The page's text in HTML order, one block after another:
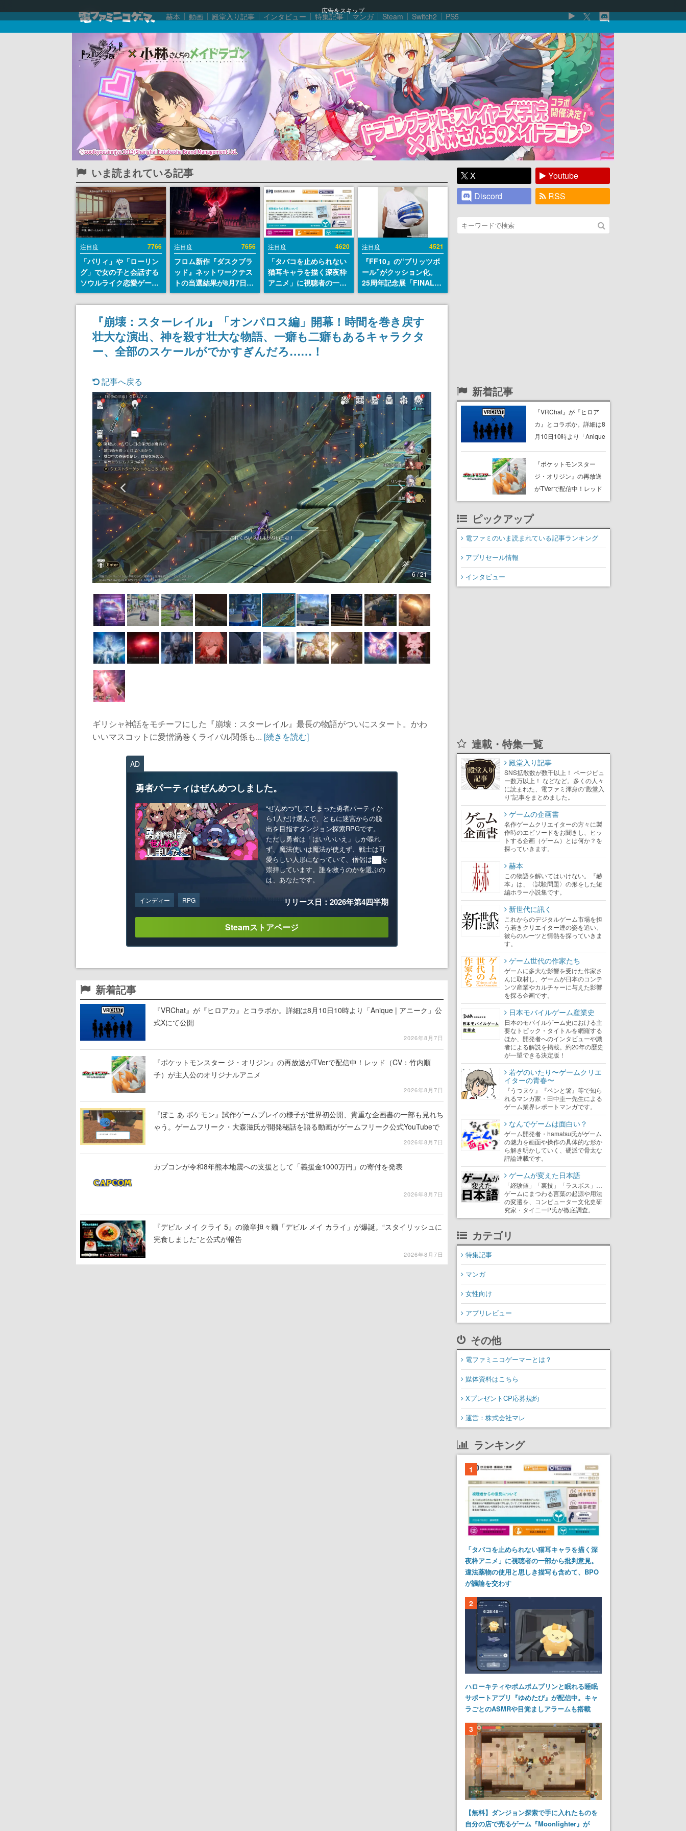
広告をスキップ
赫本 動画 殿堂入り記事 インタビュー 特集記事 マンガ Steam Switch2 PS5
いま読まれている記事
注目度 7766
「パリィ」や「ローリン
グ」で女の子と会話する
ソウルライク恋愛ゲーム
『小早川さんはソウルラ
イク』無料公開。返事に
失敗すると「YOU
DIED」
注目度 7656
フロム新作『ダスクブラ
ッド』ネットワークテス
トの当選結果が8月7日22
時に発表。応募サイトの
マイページから確認可
能、テスト実施は8月21
日～24日
注目度 4620
「タバコを止められない
猫耳キャラを描く深夜枠
アニメ」に視聴者の一部
から批判意見。違法薬物
の使用と思しき描写も含
めて、BPOが議論を交わ
す
注目度 4521
『FF10』の“ブリッツボ
ール”がクッション化。
25周年記念展「FINAL
FANTASY X MUSEUM-
幻光の記憶-」のグッズ情
報が一部公開
『崩壊：スターレイル』「オンパロス編」開幕！時間を巻き戻す
壮大な演出、神を殺す壮大な物語、一癖も二癖もあるキャラクタ
ー、全部のスケールがでかすぎんだろ……！
記事へ戻る
6 / 21
ギリシャ神話をモチーフにした『崩壊：スターレイル』最長の物語がついにスタート。かわ
いいマスコットに愛憎渦巻くライバル関係も... [続きを読む]
AD
勇者パーティはぜんめつしました。
“ぜんめつ”してしまった勇者パーティか
ら1人だけ選んで、ともに迷宮からの脱
出を目指すダンジョン探索RPGです。
ただし勇者は「はい/いいえ」しか喋れ
ず、魔法使いは魔法が使えず、戦士は可
愛らしい人形になっていて、僧侶は██を
崇拝しています。誰を救うのかを選ぶの
は、あなたです。
インディー RPG リリース日：2026年第4四半期
Steamストアページ
新着記事
『VRChat』が『ヒロアカ』とコラボか。詳細は8月10日10時より「Anique | アニーク」公
式Xにて公開
2026年8月7日
『ポケットモンスター ジ・オリジン』の再放送がTVerで配信中！レッド（CV：竹内順
子）が主人公のオリジナルアニメ
2026年8月7日
『ぽこ あ ポケモン』試作ゲームプレイの様子が世界初公開、貴重な企画書の一部も見れち
ゃう。ゲームフリーク・大森滋氏が開発秘話を語る動画がゲームフリーク公式YouTubeで
2026年8月7日
カプコンが令和8年熊本地震への支援として「義援金1000万円」の寄付を発表
2026年8月7日
『デビル メイ クライ 5』の激辛担々麺「デビル メイ カライ」が爆誕。“スタイリッシュに
完食しました”と公式が報告
2026年8月7日
X
Youtube
Discord
RSS
新着記事
『VRChat』が『ヒロア
カ』とコラボか。詳細は8
月10日10時より「Anique
開『ポケットモンスター
ジ・オリジン』の再放送
がTVerで配信中！レッド
（CV：竹内順子）が主人
ピックアップ
電ファミのいま読まれている記事ランキング
アプリセール情報
インタビュー
連載・特集一覧
殿堂入り記事
SNS拡散数が数千以上！ ページビュ
ー数万以上！ などなど。多くの人々
に読まれた、電ファミ渾身の“殿堂入
り”記事をまとめました。
ゲームの企画書
名作ゲームクリエイターの方々に製
作時のエピソードをお聞きし、ヒッ
トする企画（ゲーム）とは何か？を
探っていきます。
赫本
この物語を解いてはいけない。『赫
本』は、〈試験問題〉の形をした短
編ホラー小説集です。
新世代に訊く
これからのデジタルゲーム市場を担
う若きクリエイター達の姿を追い、
彼らのルーツと情熱を探っていきま
す。
ゲーム世代の作家たち
ゲームに多大な影響を受けた作家さ
んに取材し、ゲームが日本のコンテ
ンツ産業やカルチャーに与えた影響
を探る企画です。
日本モバイルゲーム産業史
日本のモバイルゲーム史における主
要なトピック・タイトルを網羅する
ほか、開発者へのインタビューや識
者による解説を掲載。約20年の歴史
が一望できる決定版！
若ゲのいたり〜ゲームクリエ
イターの青春〜
『うつヌケ』『ペンと箸』等で知ら
れるマンガ家・田中圭一先生による
ゲーム業界レポートマンガです。
なんでゲームは面白い？
ゲーム開発者・hamatsu氏がゲーム
の魅力を画面や操作の具体的な形か
ら解き明かしていく、硬派で骨太な
評論連載です。
ゲームが変えた日本語
「経験値」「裏技」「ラスボス」…
ゲームにまつわる言葉の起源や用法
の変遷を、コンピューター文化史研
究家・タイニーP氏が徹底調査。
カテゴリ
特集記事
マンガ
女性向け
アプリレビュー
その他
電ファミニコゲーマーとは？
媒体資料はこちら
XプレゼントCP応募規約
運営：株式会社マレ
ランキング
1
「タバコを止められない猫耳キャラを描く深
夜枠アニメ」に視聴者の一部から批判意見。
違法薬物の使用と思しき描写も含めて、BPO
が議論を交わす
2
ハローキティやポムポムプリンと眠れる睡眠
サポートアプリ『ゆめたび』が配信中。キャ
ラごとのASMRや目覚ましアラームも搭載
3
【無料】ダンジョン探索で手に入れたものを
自分の店で売るゲーム『Moonlighter』が